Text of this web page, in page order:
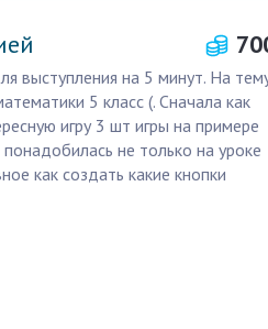
выступления на 5 минут. На
5 класс (. Сначала как
игру 3 шт игры на примере
не только на уроке
как создать какие кнопки